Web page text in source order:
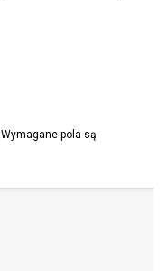
Wymagane pola są